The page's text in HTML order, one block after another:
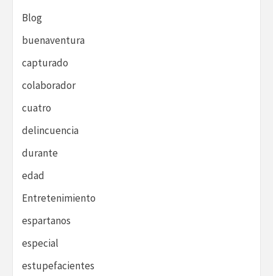
Blog
buenaventura
capturado
colaborador
cuatro
delincuencia
durante
edad
Entretenimiento
espartanos
especial
estupefacientes